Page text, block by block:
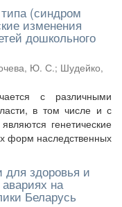
(синдром
изменения
дошкольного
Ю. С.; Шудейко,
с различными
в том числе и с
генетические
форм наследственных
для здоровья и
на
Беларусь